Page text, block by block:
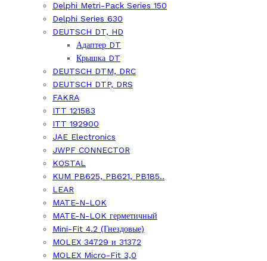
Delphi Metri-Pack Series 150
Delphi Series 630
DEUTSCH DT, HD
Адаптер DT
Крышка DT
DEUTSCH DTM, DRC
DEUTSCH DTP, DRS
FAKRA
ITT 121583
ITT 192900
JAE Electronics
JWPF CONNECTOR
KOSTAL
KUM PB625, PB621, PB185..
LEAR
MATE-N-LOK
MATE-N-LOK герметичный
Mini-Fit 4.2 (Гнездовые)
MOLEX 34729 и 31372
MOLEX Micro-Fit 3,0